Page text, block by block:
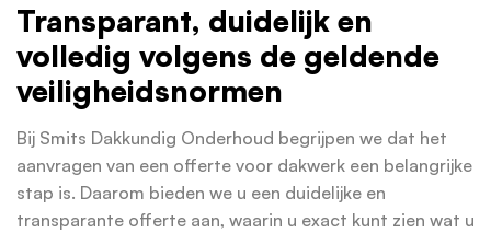
Transparant, duidelijk en
volledig volgens de geldende
veiligheidsnormen
Bij Smits Dakkundig Onderhoud begrijpen we dat het
aanvragen van een offerte voor dakwerk een belangrijke
stap is. Daarom bieden we u een duidelijke en
transparante offerte aan, waarin u exact kunt zien wat u